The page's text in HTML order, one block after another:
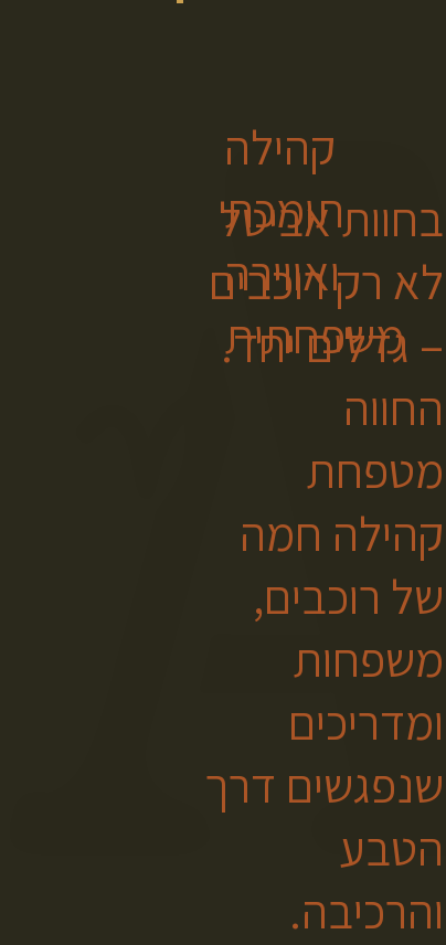
קהילה
תומכת
ואווירה
משפחתית
בחוות אביטל
לא רק רוכבים
– גדלים יחד.
החווה
מטפחת
קהילה חמה
של רוכבים,
משפחות
ומדריכים
שנפגשים דרך
הטבע
והרכיבה.